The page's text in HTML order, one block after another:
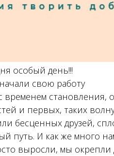
особый день!!!
свою работу
становления,
и первых, таких
бесценных друзей,
путь. И как же много
выросли, мы окрепли